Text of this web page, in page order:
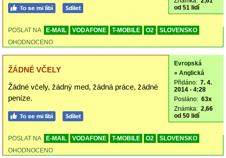
od 51 lidí
POSLAT NA E-MAIL VODAFONE T-MOBILE O2
SLOVENSKO
OHODNOCENO
ŽÁDNÉ VČELY
Žádné včely, žádný med, žádná práce, žádné
peníze.
Evropská
» Anglická
Přidáno: 7. 4.
2014 - 4:28
Posláno: 63x
Známka: 2,66
od 50 lidí
POSLAT NA E-MAIL VODAFONE T-MOBILE O2
SLOVENSKO
OHODNOCENO